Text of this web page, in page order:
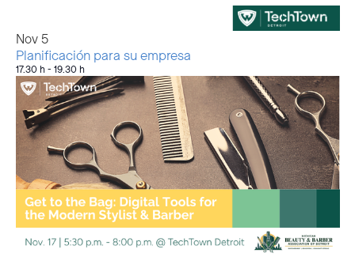
Nov 5
Planificación para su empresa
17.30 h- 19.30 h